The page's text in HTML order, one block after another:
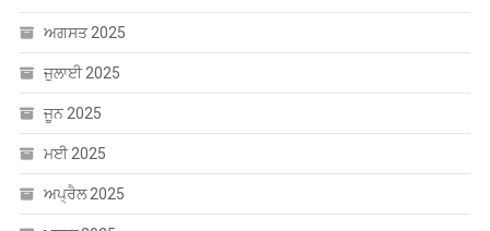
ਅਗਸਤ 2025
ਜੁਲਾਈ 2025
ਜੂਨ 2025
ਮਈ 2025
ਅਪ੍ਰੈਲ 2025
ਮਾਰਚ 2025